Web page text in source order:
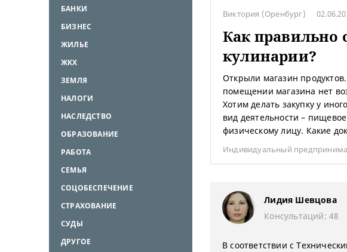
БАНКИ
БИЗНЕС
ЖИЛЬЕ
ЖКХ
ЗЕМЛЯ
НАЛОГИ
НАСЛЕДСТВО
ОБРАЗОВАНИЕ
РАБОТА
СЕМЬЯ
СОЦОБЕСПЕЧЕНИЕ
СТРАХОВАНИЕ
СУДЫ
ДРУГОЕ
Виктория (Оренбург)
Как правильно
кулинарии?
Открыли магазин
помещении магазина нет
Хотим делать закупку у
вид деятельности –
физическому лицу. Какие
Индивидуальный
Лидия Шевцова
Консультаций: 48
В соответствии с